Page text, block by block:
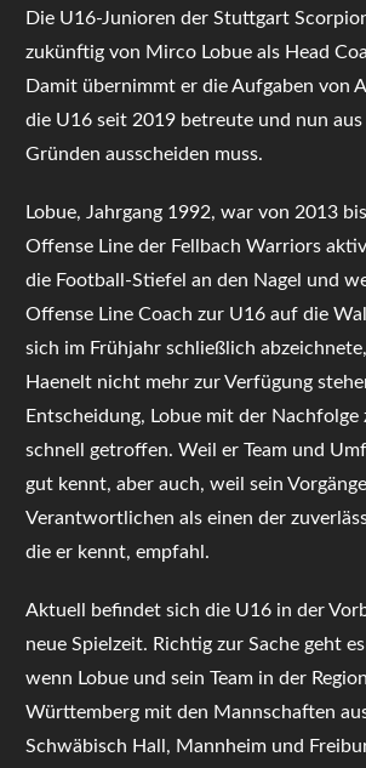
Die U16-Junioren der Stuttgart
zukünftig von Mirco Lobue als Head
Damit übernimmt er die Aufgaben von
die U16 seit 2019 betreute und nun
Gründen ausscheiden muss.
Lobue, Jahrgang 1992, war von 2013
Offense Line der Fellbach Warriors
die Football-Stiefel an den Nagel und
Offense Line Coach zur U16 auf die
sich im Frühjahr schließlich
Haenelt nicht mehr zur Verfügung
Entscheidung, Lobue mit der Nachfolge
schnell getroffen. Weil er Team und
gut kennt, aber auch, weil sein
Verantwortlichen als einen der
die er kennt, empfahl.
Aktuell befindet sich die U16 in der
neue Spielzeit. Richtig zur Sache geht
wenn Lobue und sein Team in der
Württemberg mit den Mannschaften
Schwäbisch Hall, Mannheim und